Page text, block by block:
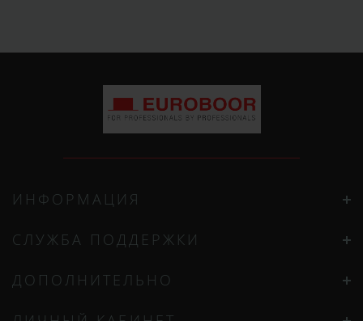
ИНФОРМАЦИЯ
СЛУЖБА ПОДДЕРЖКИ
ДОПОЛНИТЕЛЬНО